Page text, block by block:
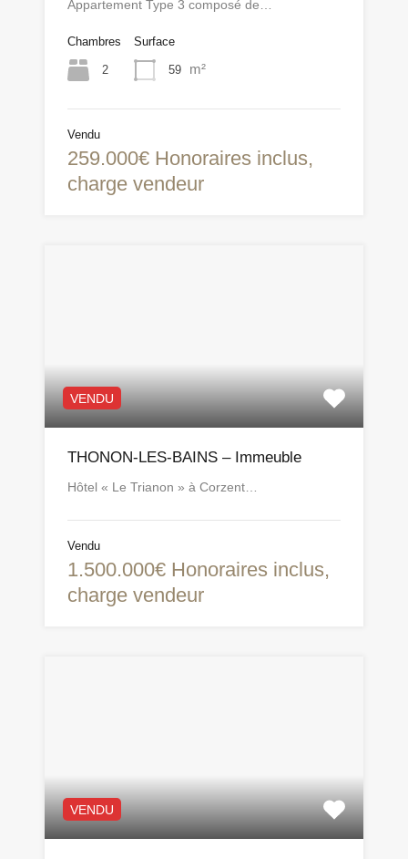
Appartement Type 3 composé de…
Chambres
2
Surface
59 m²
Vendu
259.000€ Honoraires inclus,
charge vendeur
VENDU
THONON-LES-BAINS – Immeuble
Hôtel « Le Trianon » à Corzent…
Vendu
1.500.000€ Honoraires inclus,
charge vendeur
VENDU